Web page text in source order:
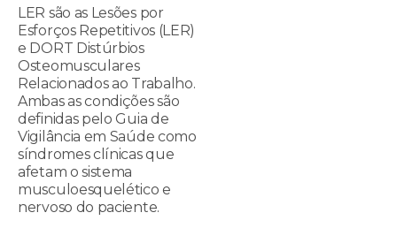
LER são as Lesões por
Esforços Repetitivos (LER)
e DORT Distúrbios
Osteomusculares
Relacionados ao Trabalho.
Ambas as condições são
definidas pelo Guia de
Vigilância em Saúde como
síndromes clínicas que
afetam o sistema
musculoesquelético e
nervoso do paciente.